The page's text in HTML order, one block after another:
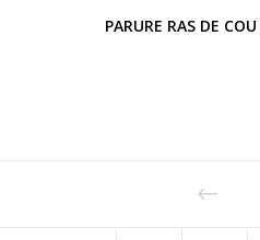
PARURE RAS DE